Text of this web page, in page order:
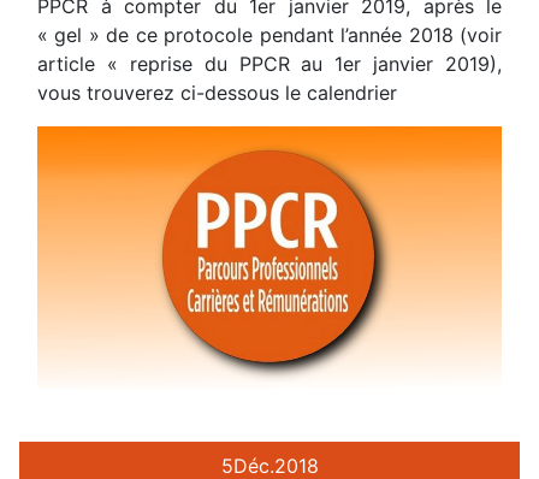
PPCR à compter du 1er janvier 2019, après le
« gel » de ce protocole pendant l’année 2018 (voir
article « reprise du PPCR au 1er janvier 2019),
vous trouverez ci-dessous le calendrier
5Déc.2018